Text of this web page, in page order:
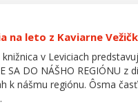
na leto z Kaviarne
v Leviciach
SA DO NÁŠHO REGIÓNU z
k nášmu regiónu. Ôsma